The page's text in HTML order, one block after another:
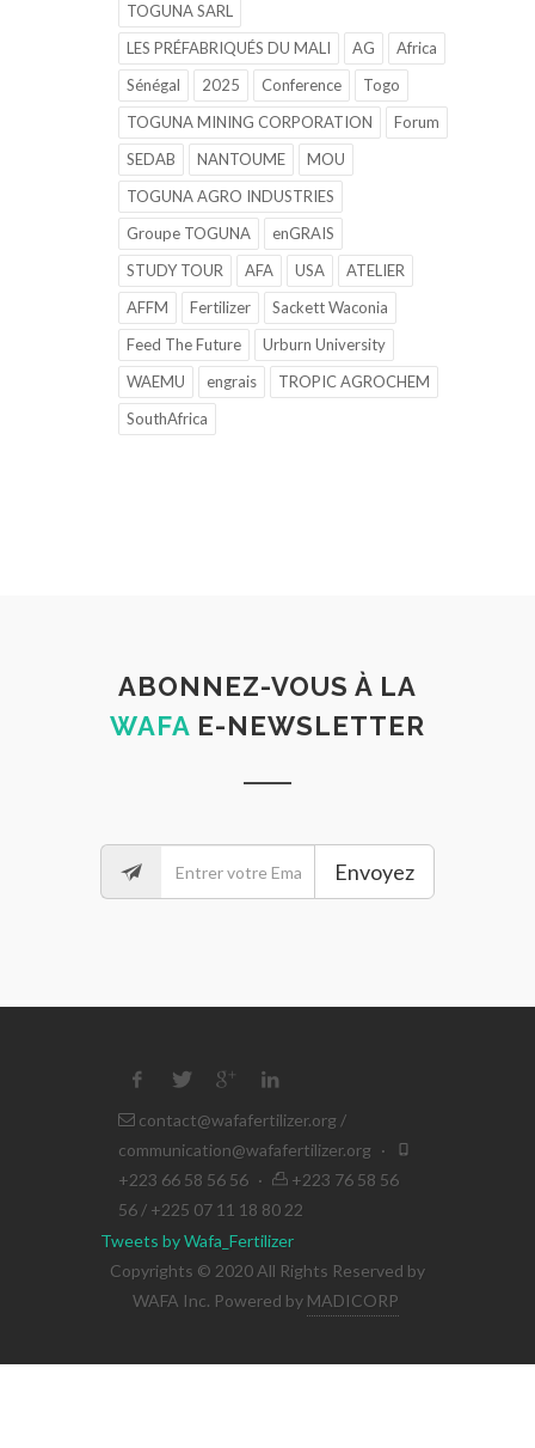
TOGUNA SARL
LES PRÉFABRIQUÉS DU MALI
AG
Africa
Sénégal
2025 Conference
Togo
TOGUNA MINING CORPORATION
Forum
SEDAB
NANTOUME
MOU
TOGUNA AGRO INDUSTRIES
Groupe TOGUNA
enGRAIS
STUDY TOUR
AFA USA
ATELIER
AFFM
Fertilizer
Sackett Waconia
Feed The Future
Urburn University
WAEMU
engrais
TROPIC AGROCHEM
SouthAfrica
ABONNEZ-VOUS À LA
WAFA E-NEWSLETTER
Envoyez
contact@wafafertilizer.org /
communication@wafafertilizer.org ·
+223 66 58 56 56 ·
+223 76 58 56
56 / +225 07 11 18 80 22
Tweets by Wafa_Fertilizer
Copyrights © 2020 All Rights Reserved by
WAFA Inc. Powered by MADICORP